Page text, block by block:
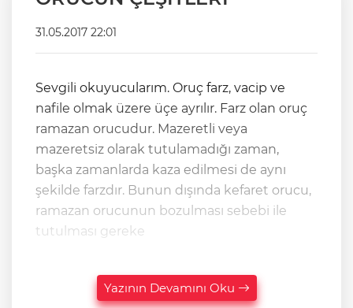
31.05.2017 22:01
Sevgili okuyucularım. Oruç farz, vacip ve
nafile olmak üzere üçe ayrılır. Farz olan oruç
ramazan orucudur. Mazeretli veya
mazeretsiz olarak tutulamadığı zaman,
başka zamanlarda kaza edilmesi de aynı
şekilde farzdır. Bunun dışında kefaret orucu,
ramazan orucunun bozulması sebebi ile
tutulması gereke
Yazının Devamını Oku